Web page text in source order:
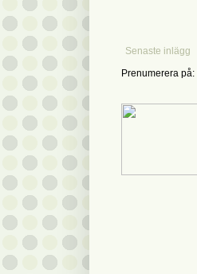
Senaste inlägg
Prenumerera på: